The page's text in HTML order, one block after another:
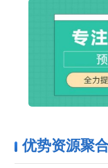
优势资源聚